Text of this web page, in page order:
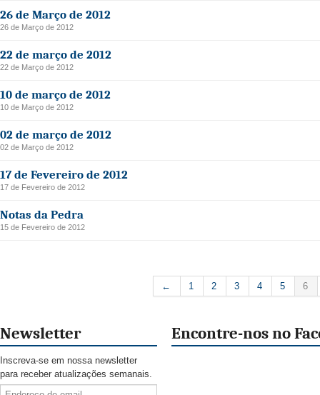
26 de Março de 2012
26 de Março de 2012
22 de março de 2012
22 de Março de 2012
10 de março de 2012
10 de Março de 2012
02 de março de 2012
02 de Março de 2012
17 de Fevereiro de 2012
17 de Fevereiro de 2012
Notas da Pedra
15 de Fevereiro de 2012
← 1 2 3 4 5 6
Newsletter
Inscreva-se em nossa newsletter
para receber atualizações semanais.
Encontre-nos no